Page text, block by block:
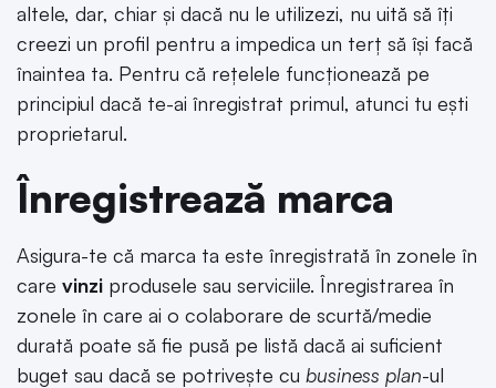
altele, dar, chiar și dacă nu le utilizezi, nu uită să îți
creezi un profil pentru a impedica un terț să își facă
înaintea ta. Pentru că rețelele funcționează pe
principiul dacă te-ai înregistrat primul, atunci tu ești
proprietarul.
Înregistrează marca
Asigura-te că marca ta este înregistrată în zonele în
care vinzi produsele sau serviciile. Înregistrarea în
zonele în care ai o colaborare de scurtă/medie
durată poate să fie pusă pe listă dacă ai suficient
buget sau dacă se potrivește cu business plan-ul